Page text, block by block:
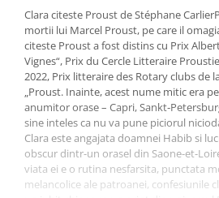
Dictionare de limba romana
Dictionare tematice
Enciclopedii
Diete si fitness
Diete si alimentatie sanatoasa
Fitness si frumusete
Diverse
Diverse
Feng Shui
Clara citeste Proust de Stéphane
mortii lui Marcel Proust, pe care il
citeste Proust a fost distins cu Prix
Vignes“, Prix du Cercle Litteraire
2022, Prix litteraire des Rotary clubs de
„Proust. Inainte, acest nume mitic era
anumitor orase – Capri,
sine inteles ca nu va pune piciorul
Clara este angajata doamnei Habib si
obscur dintr-un orasel din Saone-et-
viata ei e o rutina nesfarsita, punctata
melancolice ale patroanei, confesiunile